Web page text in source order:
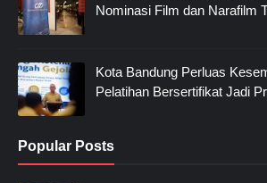
Nominasi Film dan Narafilm
Kota Bandung Perluas
Pelatihan Bersertifikat Jadi
Popular Posts